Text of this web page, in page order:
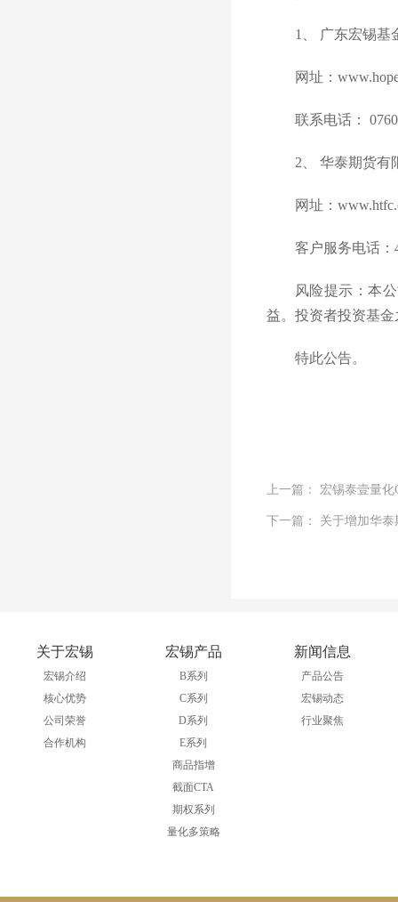
1、 广东宏锡基
网址：
联系电话：
2、 华泰期货有
网址：
客户服务电话：
风险提示：本
益。投资者投资基
特此公告。
上一篇： 宏锡泰壹量
下一篇： 关于增加华
关于宏锡
宏锡介绍
核心优势
公司荣誉
合作机构
宏锡产品
B系列
C系列
D系列
E系列
商品指增
截面CTA
期权系列
量化多策略
新闻信息
产品公告
宏锡动态
行业聚焦